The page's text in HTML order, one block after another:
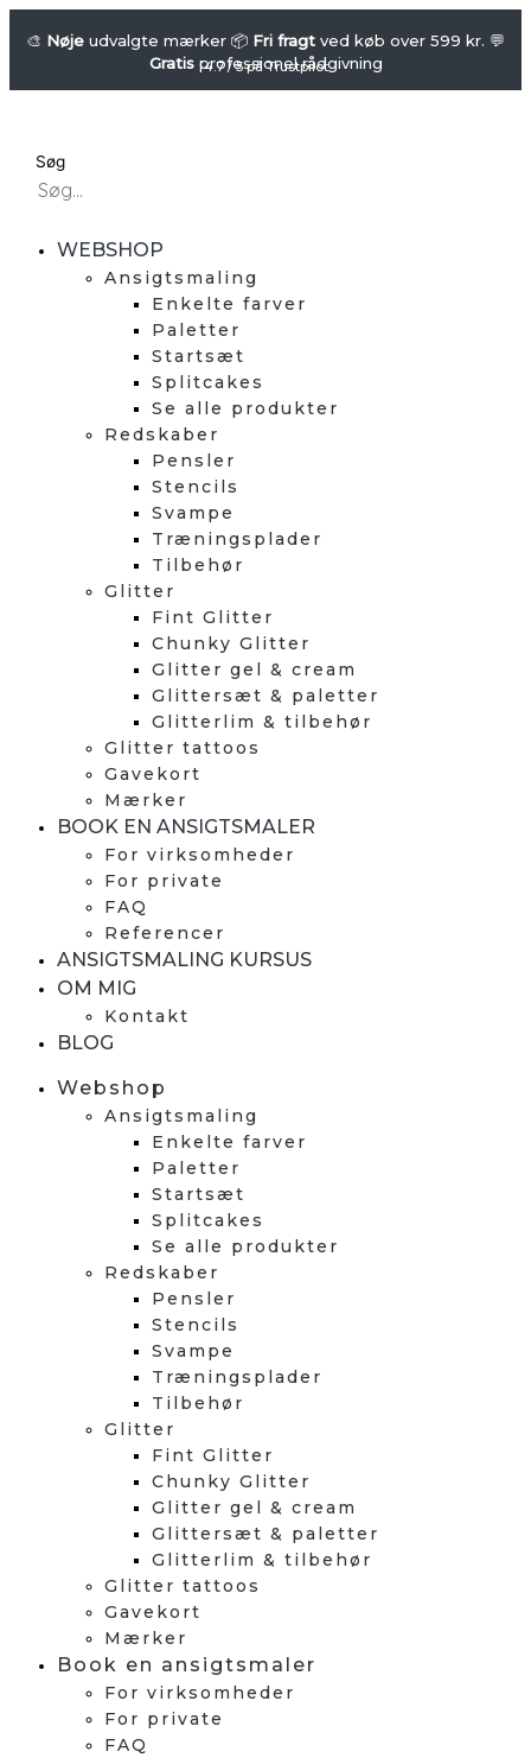
Gå
🎨 Nøje udvalgte mærker 📦 Fri fragt ved køb over 599 kr. 💬
Gratisprofessionel rådgivning
4.7 / 5 på Trustpilot
Søg
WEBSHOP
Ansigtsmaling
Enkelte farver
Paletter
Startsæt
Splitcakes
Se alle produkter
Redskaber
Pensler
Stencils
Svampe
Træningsplader
Tilbehør
Glitter
Fint Glitter
Chunky Glitter
Glitter gel & cream
Glittersæt & paletter
Glitterlim & tilbehør
Glitter tattoos
Gavekort
Mærker
BOOK EN ANSIGTSMALER
For virksomheder
For private
FAQ
Referencer
ANSIGTSMALING KURSUS
OM MIG
Kontakt
BLOG
Webshop
Ansigtsmaling
Enkelte farver
Paletter
Startsæt
Splitcakes
Se alle produkter
Redskaber
Pensler
Stencils
Svampe
Træningsplader
Tilbehør
Glitter
Fint Glitter
Chunky Glitter
Glitter gel & cream
Glittersæt & paletter
Glitterlim & tilbehør
Glitter tattoos
Gavekort
Mærker
Book en ansigtsmaler
For virksomheder
For private
FAQ
YBODY
-
-
(2-
pack)